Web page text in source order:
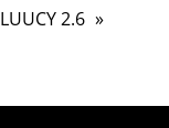
2.6 »